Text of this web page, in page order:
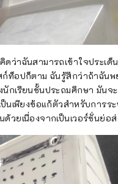
ว่าฉันสามารถเข้าใจประเด็
ก์ท็อปก็ตาม ฉันรู้สึกว่าถ้าฉัน
นักเรียนชั้นประถมศึกษา มันจ
นเพียงข้อแก้ตัวสำหรับการร
วยเนื่องจากเป็นเวอร์ชั่นย่อ